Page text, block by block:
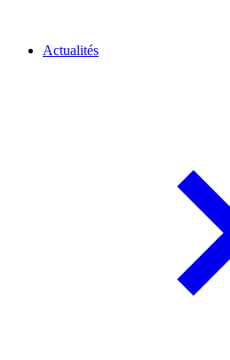
Actualités